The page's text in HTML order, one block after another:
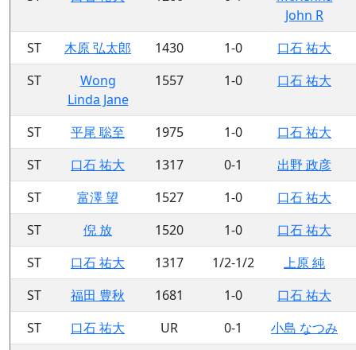
John R
ST
木原 弘太郎 1430 1-0
口石 祐大
ST
Wong
Linda Jane
1557 1-0 口石 祐大
ST 平尾 聡至 1975 1-0
口石 祐大
ST
口石 祐大 1317 0-1
出野 政彦
ST
富澤 望 1527 1-0
口石 祐大
ST
倪 放 1520 1-0
口石 祐大
ST
口石 祐大 1317 1/2-1/2
上原 純
ST
福田 豊秋 1681 1-0
口石 祐大
ST
口石 祐大 UR 0-1
小島 なつみ